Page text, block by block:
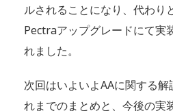
ルされることになり、代わり
Pectraアップグレードにて実
れました。
次回はいよいよAAに関する
れまでのまとめと、今後の実